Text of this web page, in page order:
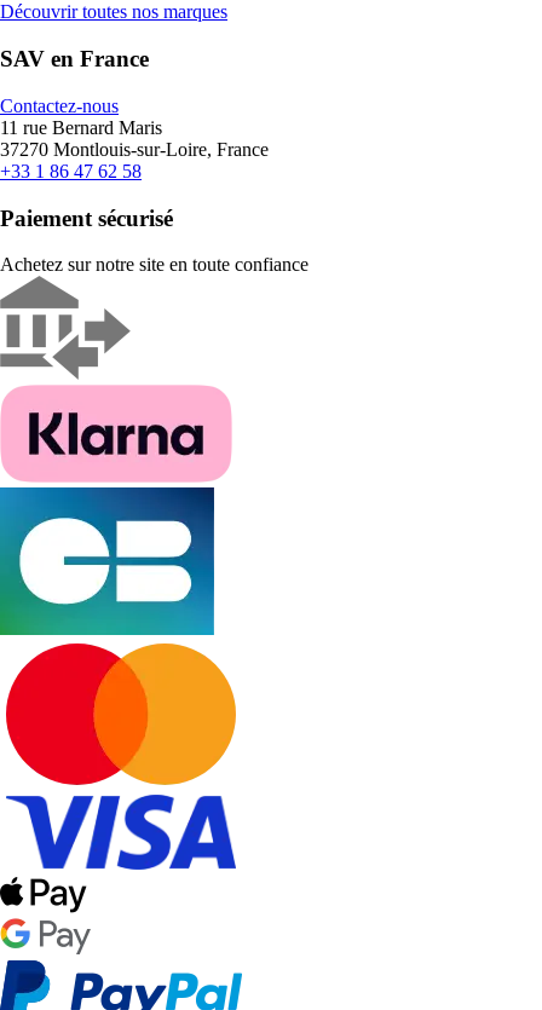
Découvrir toutes nos marques
SAV en France
Contactez-nous
11 rue Bernard Maris
37270 Montlouis-sur-Loire, France
+33 1 86 47 62 58
Paiement sécurisé
Achetez sur notre site en toute confiance